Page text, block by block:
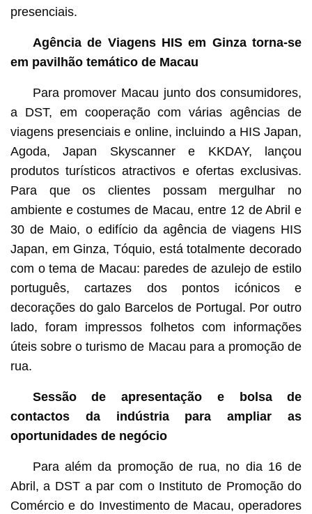
presenciais.
Agência de Viagens HIS em Ginza torna-se
em pavilhão temático de Macau
Para promover Macau junto dos consumidores,
a DST, em cooperação com várias agências de
viagens presenciais e online, incluindo a HIS Japan,
Agoda, Japan Skyscanner e KKDAY, lançou
produtos turísticos atractivos e ofertas exclusivas.
Para que os clientes possam mergulhar no
ambiente e costumes de Macau, entre 12 de Abril e
30 de Maio, o edifício da agência de viagens HIS
Japan, em Ginza, Tóquio, está totalmente decorado
com o tema de Macau: paredes de azulejo de estilo
português, cartazes dos pontos icónicos e
decorações do galo Barcelos de Portugal. Por outro
lado, foram impressos folhetos com informações
úteis sobre o turismo de Macau para a promoção de
rua.
Sessão de apresentação e bolsa de
contactos da indústria para ampliar as
oportunidades de negócio
Para além da promoção de rua, no dia 16 de
Abril, a DST a par com o Instituto de Promoção do
Comércio e do Investimento de Macau, operadores